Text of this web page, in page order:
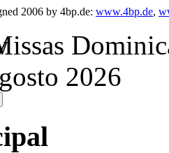
2006 by 4bp.de: www.4bp.de,
2026